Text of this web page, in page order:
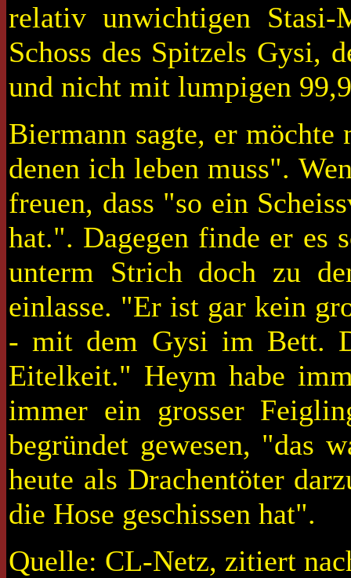
relativ unwichtigen
Schoss des Spitzels Gysi,
und nicht mit lumpigen
Biermann sagte, er
denen ich leben muss".
freuen, dass "so ein
hat.". Dagegen finde er es
unterm Strich doch zu
einlasse. "Er ist gar kein
- mit dem Gysi im Bett.
Eitelkeit." Heym habe
immer ein grosser
begründet gewesen, "das
heute als Drachentöter
die Hose geschissen hat".
Quelle: CL-Netz, zitiert